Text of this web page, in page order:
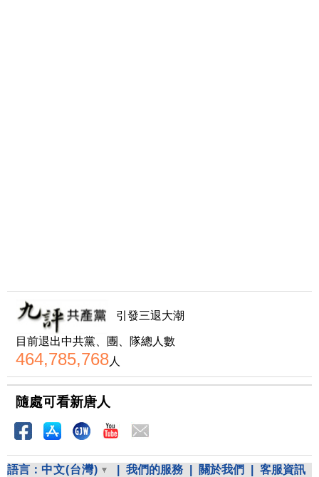
引發三退大潮
目前退出中共黨、團、隊總人數
464,785,768人
隨處可看新唐人
語言： 中文(台灣) 我們的服務 關於我們 客服資訊